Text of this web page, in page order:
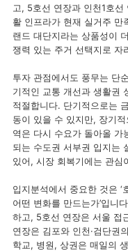
고, 5호선 연장과 인천1호선
활 인프라가 현재 실거주 만
랜드 대단지라는 상품성이
쟁력 있는 주거 선택지로 자
투자 관점에서도 풍무는 단
기적인 교통 개선과 생활권
적절합니다. 단기적으로는
동이 있을 수 있지만, 장기
역은 다시 수요가 돌아올 가
되는 수도권 서부권 입지는
있어, 시장 회복기에는 관심
입지분석에서 중요한 것은 ‘
어떤 변화를 만드는가’입니
하고, 5호선 연장은 서울 접
연장은 김포와 인천·검단권
학교, 병원, 상권은 매일의